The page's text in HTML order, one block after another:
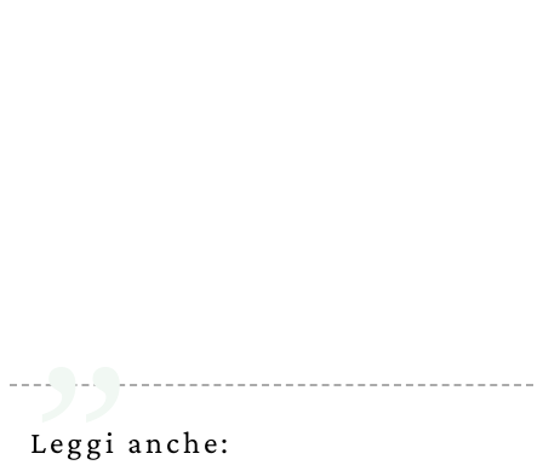
Leggi anche: